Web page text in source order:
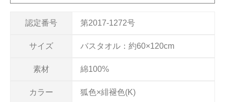
認定番号 第2017-1272号
サイズ バスタオル：約60×120cm
素材 綿100%
カラー 狐色×緋褪色(K)